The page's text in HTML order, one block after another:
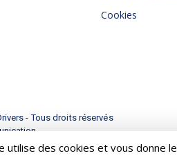
Cookies
- Tous droits réservés
utilise des cookies et vous donne